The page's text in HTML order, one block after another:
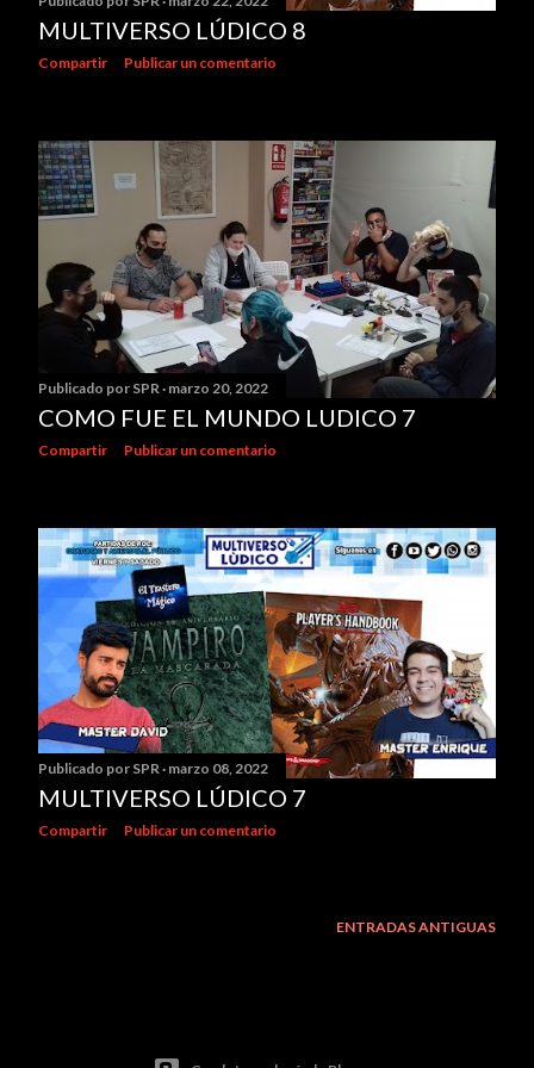
MULTIVERSO LÚDICO 8
Compartir Publicar un comentario
Publicado por SPR marzo 20, 2022
COMO FUE EL MUNDO LUDICO 7
Compartir Publicar un comentario
Publicado por SPR marzo 08, 2022
MULTIVERSO LÚDICO 7
Compartir Publicar un comentario
ENTRADAS ANTIGUAS